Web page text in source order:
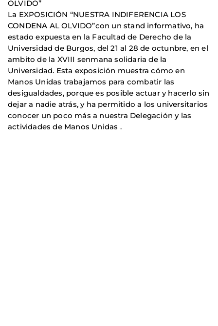
OLVIDO”
La EXPOSICIÓN “NUESTRA INDIFERENCIA LOS
CONDENA AL OLVIDO”con un stand informativo, ha
estado expuesta en la Facultad de Derecho de la
Universidad de Burgos, del 21 al 28 de octunbre, en el
ambito de la XVIII senmana solidaria de la
Universidad. Esta exposición muestra cómo en
Manos Unidas trabajamos para combatir las
desigualdades, porque es posible actuar y hacerlo sin
dejar a nadie atrás, y ha permitido a los universitarios
conocer un poco más a nuestra Delegación y las
actividades de Manos Unidas .